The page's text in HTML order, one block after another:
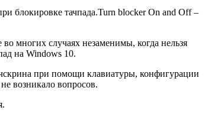
блокировке тачпада.Turn blocker On and Off –
многих случаях незаменимы, когда нельзя
на Windows 10.
при помощи клавиатуры, конфигурации
возникало вопросов.